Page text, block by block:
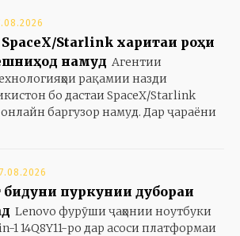
SpaceX/Starlink харитаи роҳи
намуд Агентии
рақамии назди
бо дастаи SpaceX/Starlink
баргузор намуд. Дар ҷараёни
бидуни пуркунии дубораи
Lenovo фурӯши ҷаҳонии ноутбуки
1 14Q8Y11-ро дар асоси платформаи